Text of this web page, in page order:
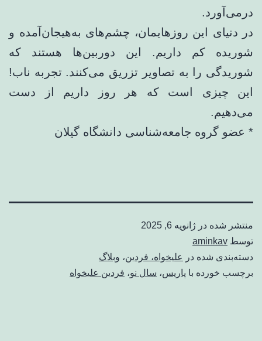
درمی‌آورد.
در دنیای این روزهایمان، چشم‌های به‌هیجان‌آمده و
شوریده کم داریم. این دوربین‌ها هستند که
شوریدگی را به تصاویر تزریق می‌کنند. تجربه ناب!
این چیزی است که هر روز داریم از دست
می‌دهیم.
* عضو گروه جامعه‌شناسی دانشگاه گیلان
منتشر شده در ژانویه 6, 2025
توسط aminkav
دسته‌بندی شده در
علیخواه، فردین، وبلاگ
برچسب خورده با پاریس، سال نو، فردین علیخواه